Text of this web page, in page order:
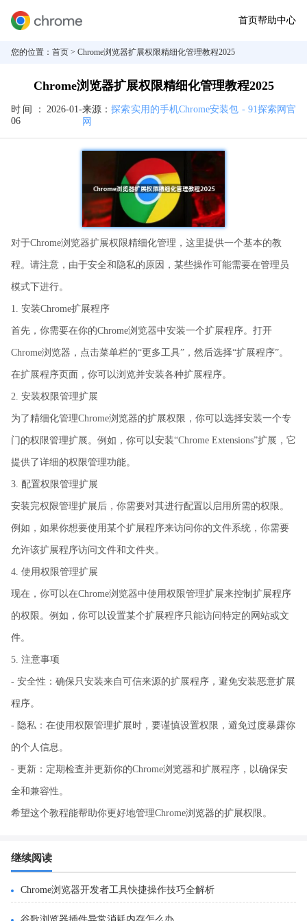
首页帮助中心
您的位置： 首页 > Chrome浏览器扩展权限精细化管理教程2025
Chrome浏览器扩展权限精细化管理教程2025
时间： 2026-01-
06
来源：探索实用的手机Chrome安装包 - 91探索网官
网
对于Chrome浏览器扩展权限精细化管理，这里提供一个基本的教
程。请注意，由于安全和隐私的原因，某些操作可能需要在管理员
模式下进行。
1. 安装Chrome扩展程序
首先，你需要在你的Chrome浏览器中安装一个扩展程序。打开
Chrome浏览器，点击菜单栏的“更多工具”，然后选择“扩展程序”。
在扩展程序页面，你可以浏览并安装各种扩展程序。
2. 安装权限管理扩展
为了精细化管理Chrome浏览器的扩展权限，你可以选择安装一个专
门的权限管理扩展。例如，你可以安装“Chrome Extensions”扩展，它
提供了详细的权限管理功能。
3. 配置权限管理扩展
安装完权限管理扩展后，你需要对其进行配置以启用所需的权限。
例如，如果你想要使用某个扩展程序来访问你的文件系统，你需要
允许该扩展程序访问文件和文件夹。
4. 使用权限管理扩展
现在，你可以在Chrome浏览器中使用权限管理扩展来控制扩展程序
的权限。例如，你可以设置某个扩展程序只能访问特定的网站或文
件。
5. 注意事项
- 安全性：确保只安装来自可信来源的扩展程序，避免安装恶意扩展
程序。
- 隐私：在使用权限管理扩展时，要谨慎设置权限，避免过度暴露你
的个人信息。
- 更新：定期检查并更新你的Chrome浏览器和扩展程序，以确保安
全和兼容性。
希望这个教程能帮助你更好地管理Chrome浏览器的扩展权限。
继续阅读
Chrome浏览器开发者工具快捷操作技巧全解析